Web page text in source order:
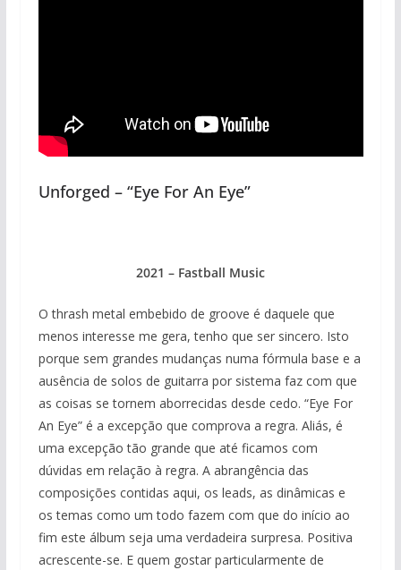
Unforged – “Eye For An Eye”
2021 – Fastball Music
O thrash metal embebido de groove é daquele que
menos interesse me gera, tenho que ser sincero. Isto
porque sem grandes mudanças numa fórmula base e a
ausência de solos de guitarra por sistema faz com que
as coisas se tornem aborrecidas desde cedo. “Eye For
An Eye” é a excepção que comprova a regra. Aliás, é
uma excepção tão grande que até ficamos com
dúvidas em relação à regra. A abrangência das
composições contidas aqui, os leads, as dinâmicas e
os temas como um todo fazem com que do início ao
fim este álbum seja uma verdadeira surpresa. Positiva
acrescente-se. E quem gostar particularmente de